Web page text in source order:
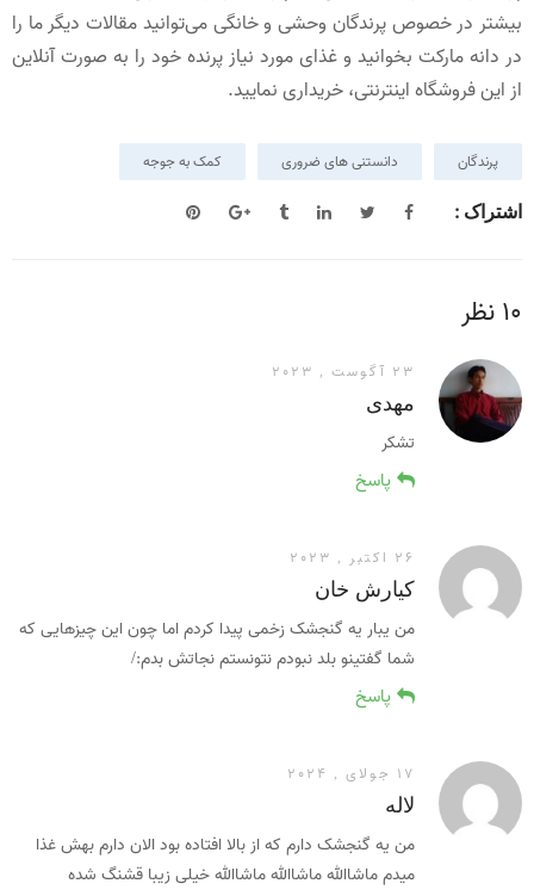
بیشتر در خصوص پرندگان وحشی و خانگی می‌توانید مقالات دیگر ما را
در دانه مارکت بخوانید و غذای مورد نیاز پرنده خود را به صورت آنلاین
از این فروشگاه اینترنتی، خریداری نمایید.
پرندگان دانستنی های ضروری کمک به جوجه
اشتراک :
10 نظر
23 آگوست , 2023
مهدی
تشکر
پاسخ
26 اکتبر , 2023
کیارش خان
من یبار یه گنجشک زخمی پیدا کردم اما چون این چیزهایی که
شما گفتینو بلد نبودم نتونستم نجاتش بدم:/
پاسخ
17 جولای , 2024
لاله
من یه گنجشک دارم که از بالا افتاده بود الان دارم بهش غذا
میدم ماشاالله ماشاالله ماشاالله خیلی زیبا قشنگ شده